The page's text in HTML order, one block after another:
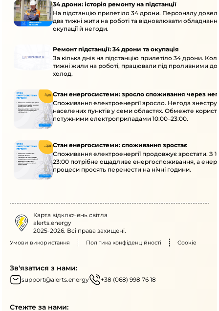
34 дрони: історія ремонту на підстанції
На підстанцію прилетіло 34 дрони. Персоналу
два тижні жити на роботі та відновлювати
окупації й негоди.
Ремонт підстанції: 34 дрони та окупація
За кілька днів на підстанцію прилетіло 34 дрони.
тижні жили на роботі, працювали під проливними
холод.
Стан енергосистеми: зросло споживання через
Споживання електроенергії зросло. Негода
населених пунктів у семи областях. Обмежте
потужними електроприладами 10:00–23:00.
Стан енергосистеми: споживання зростає
Споживання електроенергії продовжує зростати. З
23:00 потрібне ощадливе енергоспоживання, а
процеси просять перенести на нічні години.
Карта відключень світла
alerts.energy
2025-2026. Всі права захищені.
Умови використання Політика конфіденційності Cookie
Зв'язатися з нами:
support@alerts.energy +38 (068) 998 76 18
Стежте за нами: